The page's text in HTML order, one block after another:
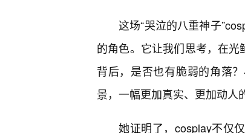
这场“哭泣的八重神子
的角色。它让我们思考，在
背后，是否也有脆弱的角落
景，一幅更加真实、更加动人
她证明了，cosplay不仅